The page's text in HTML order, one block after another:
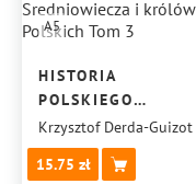
A5
HISTORIA
POLSKIEGO
SREDNIOWIECZA
I KRÓLÓW
POLSKICH TOM 3
Krzysztof Derda-Guizot
15.75